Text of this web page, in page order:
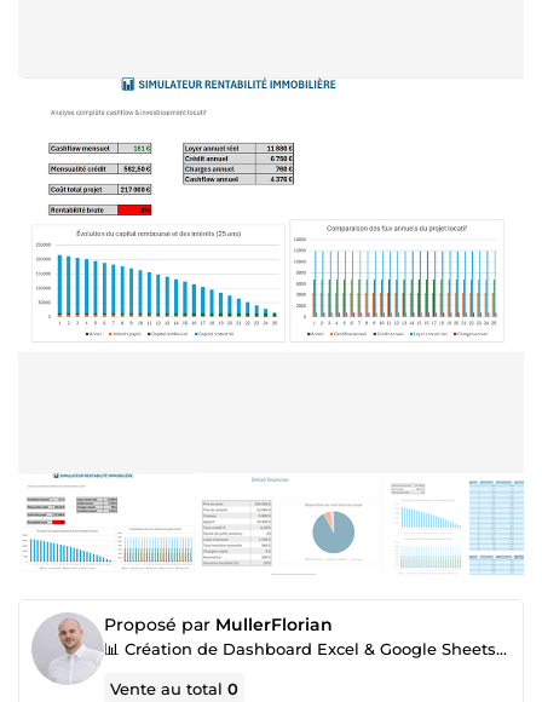
Proposé par MullerFlorian
📊 Création de Dashboard Excel & Google Sheets professionnels
Vente au total0